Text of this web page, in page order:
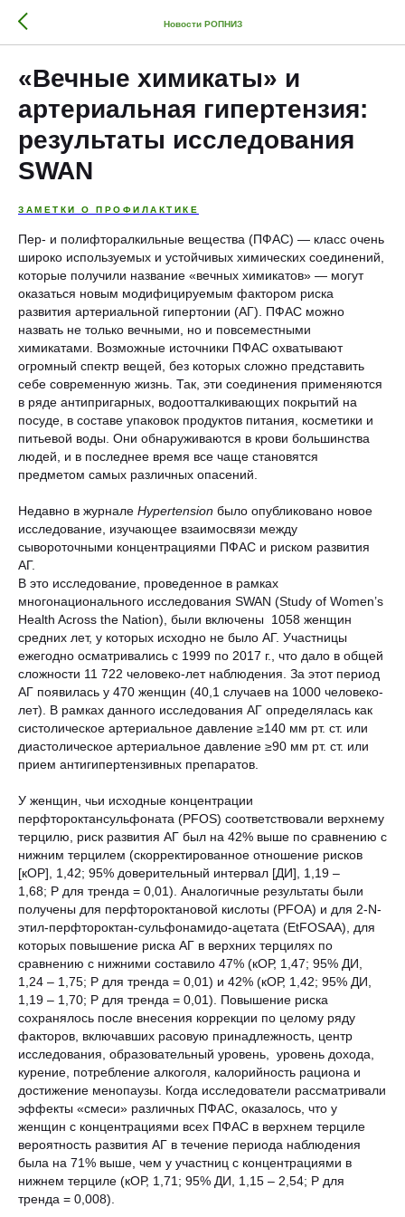
Новости РОПНИЗ
«Вечные химикаты» и
артериальная гипертензия:
результаты исследования
SWAN
ЗАМЕТКИ О ПРОФИЛАКТИКЕ
Пер- и полифторалкильные вещества (ПФАС) ― класс очень
широко используемых и устойчивых химических соединений,
которые получили название «вечных химикатов» ― могут
оказаться новым модифицируемым фактором риска
развития артериальной гипертонии (АГ). ПФАС можно
назвать не только вечными, но и повсеместными
химикатами. Возможные источники ПФАС охватывают
огромный спектр вещей, без которых сложно представить
себе современную жизнь. Так, эти соединения применяются
в ряде антипригарных, водоотталкивающих покрытий на
посуде, в составе упаковок продуктов питания, косметики и
питьевой воды. Они обнаруживаются в крови большинства
людей, и в последнее время все чаще становятся
предметом самых различных опасений.
Недавно в журнале Hypertension было опубликовано новое
исследование, изучающее взаимосвязи между
сывороточными концентрациями ПФАС и риском развития
АГ.
В это исследование, проведенное в рамках
многонационального исследования SWAN (Study of Women’s
Health Across the Nation), были включены 1058 женщин
средних лет, у которых исходно не было АГ. Участницы
ежегодно осматривались с 1999 по 2017 г., что дало в общей
сложности 11 722 человеко-лет наблюдения. За этот период
АГ появилась у 470 женщин (40,1 случаев на 1000 человеко-
лет). В рамках данного исследования АГ определялась как
систолическое артериальное давление ≥140 мм рт. ст. или
диастолическое артериальное давление ≥90 мм рт. ст. или
прием антигипертензивных препаратов.
У женщин, чьи исходные концентрации
перфтороктансульфоната (PFOS) соответствовали верхнему
терцилю, риск развития АГ был на 42% выше по сравнению с
нижним терцилем (скорректированное отношение рисков
[кОР], 1,42; 95% доверительный интервал [ДИ], 1,19 –
1,68; P для тренда = 0,01). Аналогичные результаты были
получены для перфтороктановой кислоты (PFOA) и для 2-N-
этил-перфтороктан-сульфонамидо-ацетата (EtFOSAA), для
которых повышение риска АГ в верхних терцилях по
сравнению с нижними составило 47% (кОР, 1,47; 95% ДИ,
1,24 – 1,75; P для тренда = 0,01) и 42% (кОР, 1,42; 95% ДИ,
1,19 – 1,70; P для тренда = 0,01). Повышение риска
сохранялось после внесения коррекции по целому ряду
факторов, включавших расовую принадлежность, центр
исследования, образовательный уровень, уровень дохода,
курение, потребление алкоголя, калорийность рациона и
достижение менопаузы. Когда исследователи рассматривали
эффекты «смеси» различных ПФАС, оказалось, что у
женщин с концентрациями всех ПФАС в верхнем терциле
вероятность развития АГ в течение периода наблюдения
была на 71% выше, чем у участниц с концентрациями в
нижнем терциле (кОР, 1,71; 95% ДИ, 1,15 – 2,54; P для
тренда = 0,008).